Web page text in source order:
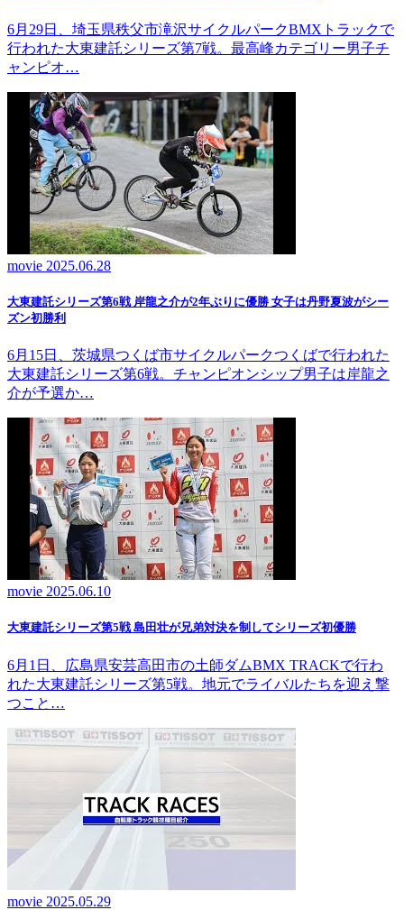
6月29日、埼玉県秩父市滝沢サイクルパークBMXトラックで
行われた大東建託シリーズ第7戦。最高峰カテゴリー男子チ
ャンピオ…
movie 2025.06.28
大東建託シリーズ第6戦 岸龍之介が2年ぶりに優勝 女子は丹野夏波がシー
ズン初勝利
6月15日、茨城県つくば市サイクルパークつくばで行われた
大東建託シリーズ第6戦。チャンピオンシップ男子は岸龍之
介が予選か…
movie 2025.06.10
大東建託シリーズ第5戦 島田壮が兄弟対決を制してシリーズ初優勝
6月1日、広島県安芸高田市の土師ダムBMX TRACKで行わ
れた大東建託シリーズ第5戦。地元でライバルたちを迎え撃
つこと…
movie 2025.05.29